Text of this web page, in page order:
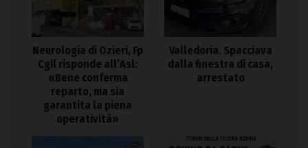
Neurologia di Ozieri, Fp
Cgil risponde all’Asl:
«Bene conferma
reparto, ma sia
garantita la piena
operatività»
Valledoria. Spacciava
dalla finestra di casa,
arrestato